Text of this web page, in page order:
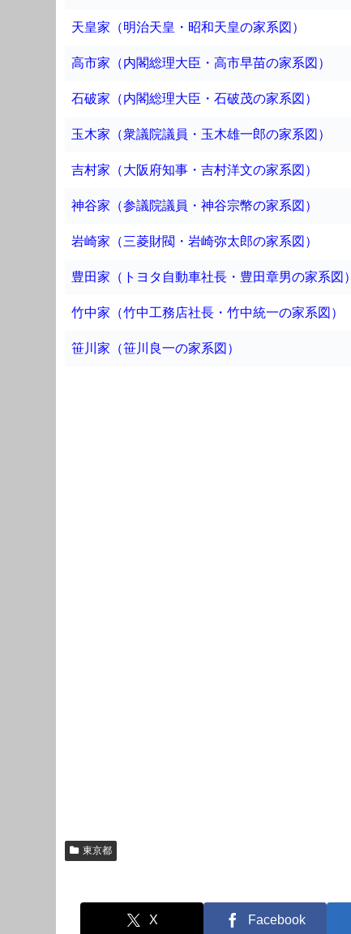
天皇家（明治天皇・昭和天皇の家系図）
高市家（内閣総理大臣・高市早苗の家系図）
石破家（内閣総理大臣・石破茂の家系図）
玉木家（衆議院議員・玉木雄一郎の家系図）
吉村家（大阪府知事・吉村洋文の家系図）
神谷家（参議院議員・神谷宗幣の家系図）
岩崎家（三菱財閥・岩崎弥太郎の家系図）
豊田家（トヨタ自動車社長・豊田章男の家系図）
竹中家（竹中工務店社長・竹中統一の家系図）
笹川家（笹川良一の家系図）
東京都
X Facebook